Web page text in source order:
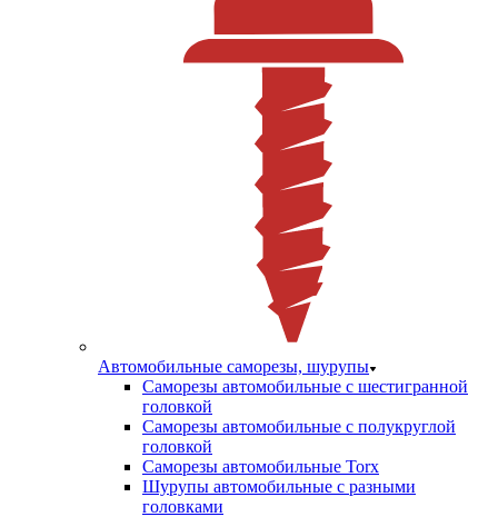
Автомобильные саморезы, шурупы
Саморезы автомобильные с шестигранной
головкой
Саморезы автомобильные с полукруглой
головкой
Саморезы автомобильные Torx
Шурупы автомобильные с разными
головками